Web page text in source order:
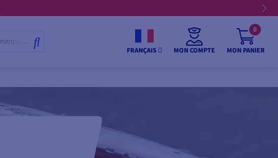
FRANÇAIS MON COMPTE MON PANIER
0